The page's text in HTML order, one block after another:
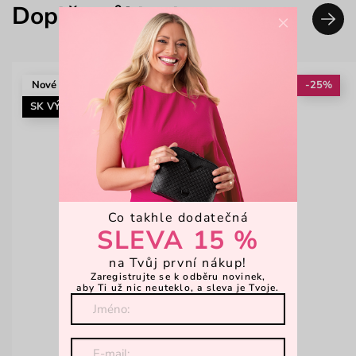
Doplň svůj look
Nové
SK VÝROBA
-25%
×
Co takhle dodatečná
SLEVA 15 %
na Tvůj první nákup!
Zaregistrujte se k odběru novinek,
aby Ti už nic neuteklo, a sleva je Tvoje.